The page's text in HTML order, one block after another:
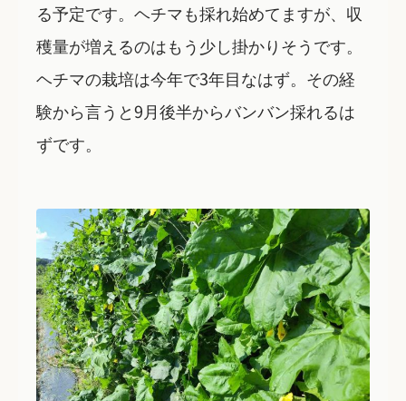
る予定です。ヘチマも採れ始めてますが、収
穫量が増えるのはもう少し掛かりそうです。
ヘチマの栽培は今年で3年目なはず。その経
験から言うと9月後半からバンバン採れるは
ずです。